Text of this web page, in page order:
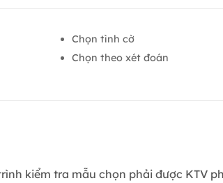
Chọn tình cờ
Chọn theo xét đoán
kiểm tra mẫu chọn phải được KTV